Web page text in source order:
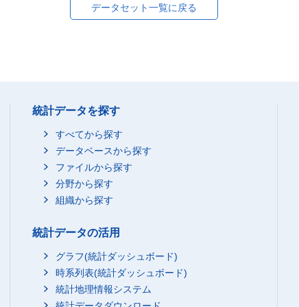
データセット一覧に戻る
統計データを探す
すべてから探す
データベースから探す
ファイルから探す
分野から探す
組織から探す
統計データの活用
グラフ(統計ダッシュボード)
時系列表(統計ダッシュボード)
統計地理情報システム